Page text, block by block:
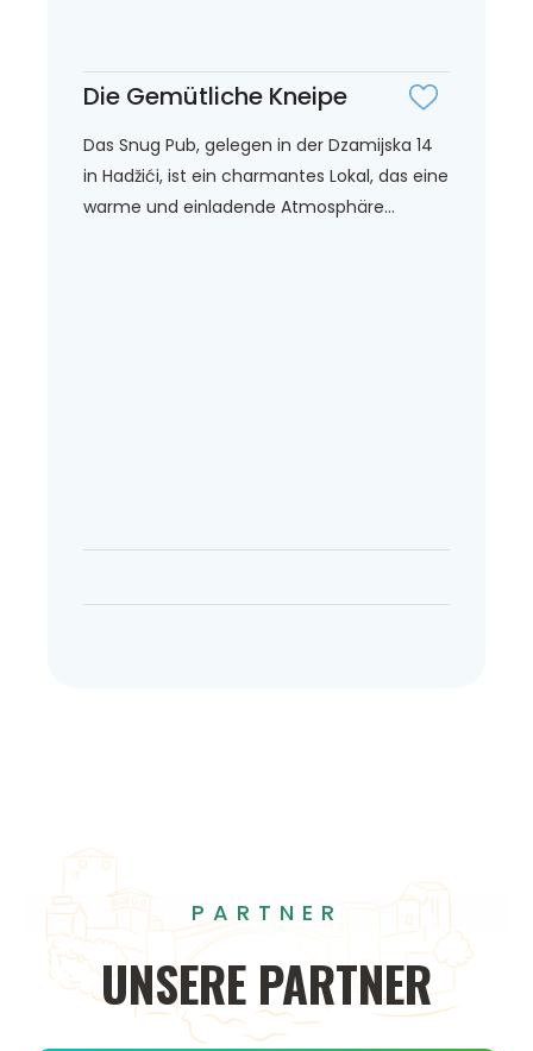
Die Gemütliche Kneipe
Das Snug Pub, gelegen in der Dzamijska 14
in Hadžići, ist ein charmantes Lokal, das eine
warme und einladende Atmosphäre...
PARTNER
UNSERE PARTNER